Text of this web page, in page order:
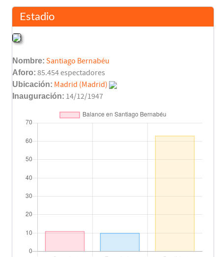
63'
71'
Santillana
Daniel Solsona
Final del partido 90'
Estadio
Nombre: Santiago Bernabéu
Aforo: 85.454 espectadores
Ubicación: Madrid (Madrid)
Inauguración: 14/12/1947